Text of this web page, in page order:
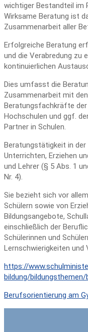
wichtiger Bestandteil im
Wirksame Beratung ist
Zusammenarbeit aller
Erfolgreiche Beratung
und die Verabredung zu
kontinuierlichen
Dies umfasst die
Zusammenarbeit mit
Beratungsfachkräfte
Hochschulen und ggf.
Partner in Schulen.
Beratungstätigkeit in
Unterrichten, Erziehen
und Lehrer (§ 5 Abs. 1
Nr. 4).
Sie bezieht sich vor
Schülern sowie von
Bildungsangebote,
einschließlich der
Schülerinnen und
Lernschwierigkeiten
https://
bildung/
Berufsorientierung am